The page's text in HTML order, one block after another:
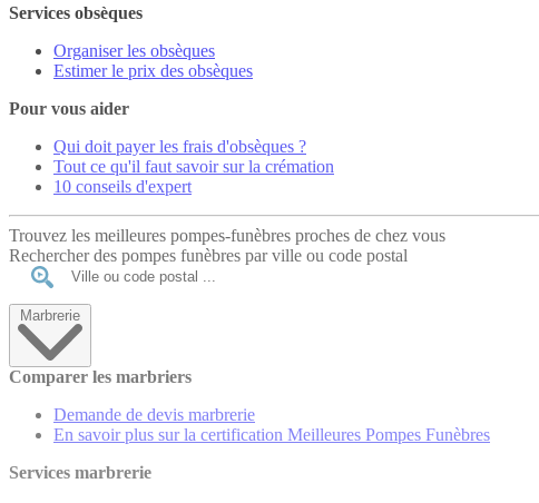
Services obsèques
Organiser les obsèques
Estimer le prix des obsèques
Pour vous aider
Qui doit payer les frais d'obsèques ?
Tout ce qu'il faut savoir sur la crémation
10 conseils d'expert
Trouvez les meilleures pompes-funèbres proches de chez vous
Rechercher des pompes funèbres par ville ou code postal
Marbrerie
Comparer les marbriers
Demande de devis marbrerie
En savoir plus sur la certification Meilleures Pompes Funèbres
Services marbrerie